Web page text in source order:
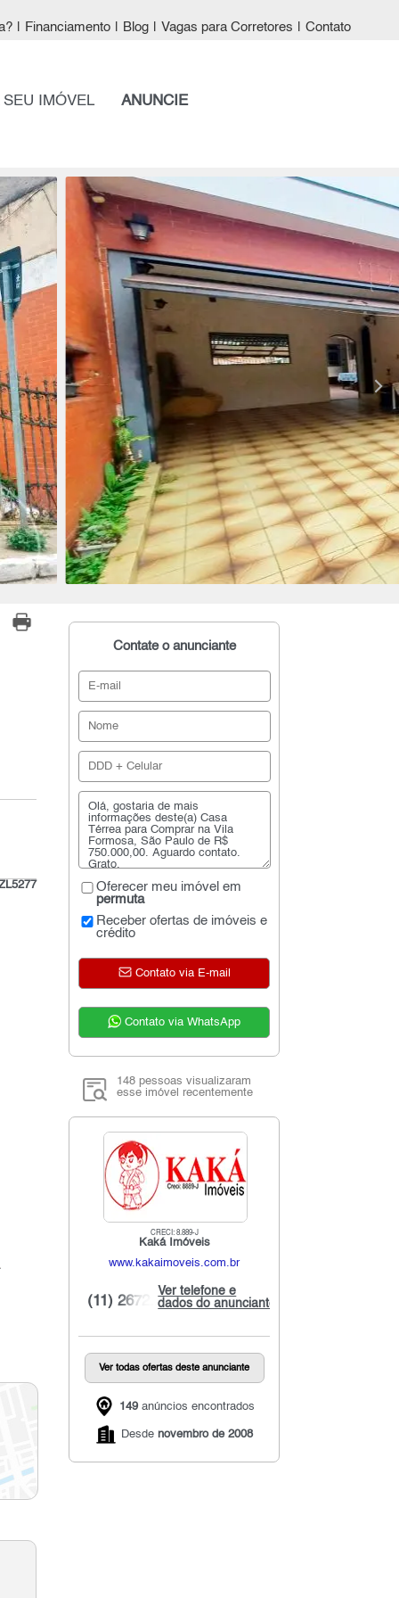
Financiamento Blog Vagas para Corretores Contato
IMÓVEL ANUNCIE
Contate o anunciante
Oferecer meu imóvel em
permuta
Receber ofertas de imóveis e
crédito
Contato via E-mail
Contato via WhatsApp
148 pessoas visualizaram
esse imóvel recentemente
CRECI: 8.889-J
Kaká Imóveis
www.kakaimoveis.com.br
Ver telefone e
dados do anunciante
(11) 2672...
Ver todas ofertas deste anunciante
149anúncios encontrados
Desde novembro de 2008